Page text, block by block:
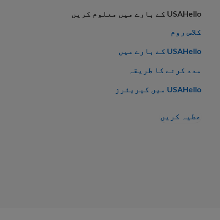
USAHello کے بارے میں معلوم کریں
کلاس روم
USAHello کے بارے میں
مدد کرنے کا طریقہ
USAHello میں کیریئرز
عطیہ کریں